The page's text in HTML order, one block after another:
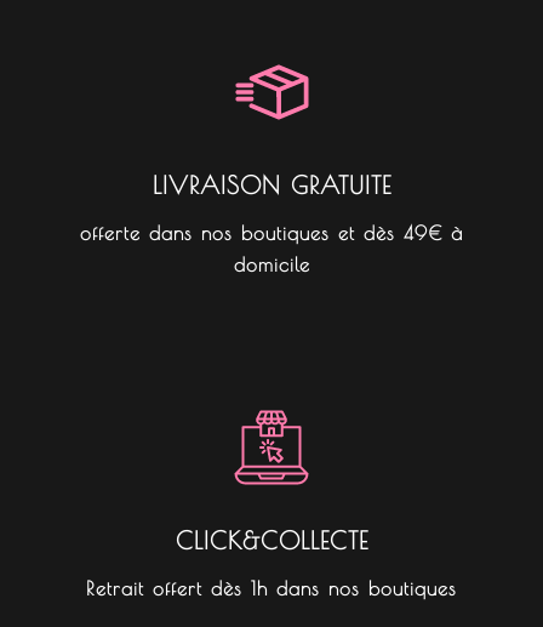
a
m
LIVRAISON GRATUITE
offerte dans nos boutiques et dès 49€ à
domicile
CLICK&COLLECTE
Retrait offert dès 1h dans nos boutiques